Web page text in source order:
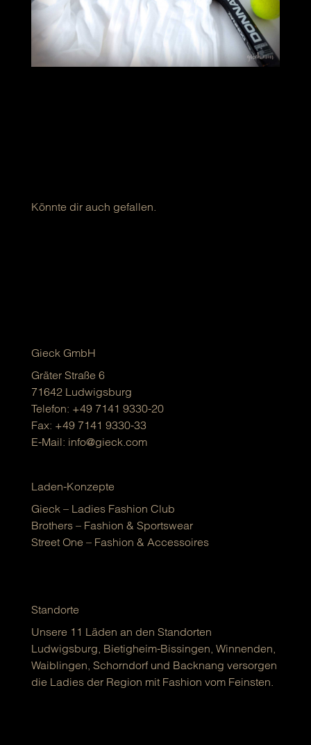
Könnte dir auch gefallen.
Gieck GmbH
Gräter Straße 6
71642 Ludwigsburg
Telefon: +49 7141 9330-20
Fax: +49 7141 9330-33
E-Mail: info@gieck.com
Laden-Konzepte
Gieck – Ladies Fashion Club
Brothers – Fashion & Sportswear
Street One – Fashion & Accessoires
Standorte
Unsere 11 Läden an den Standorten
Ludwigsburg, Bietigheim-Bissingen, Winnenden,
Waiblingen, Schorndorf und Backnang versorgen
die Ladies der Region mit Fashion vom Feinsten.